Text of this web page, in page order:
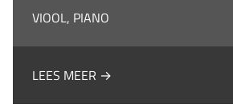
VIOOL, PIANO
LEES MEER →